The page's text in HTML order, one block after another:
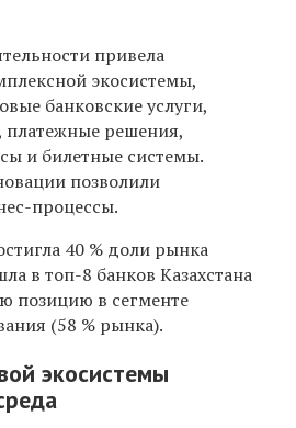
привела
экосистемы,
банковские услуги,
платежные решения,
и билетные системы.
позволили
процессы.
40 % доли рынка
в топ-8 банков Казахстана
позицию в сегменте
(58 % рынка).
экосистемы